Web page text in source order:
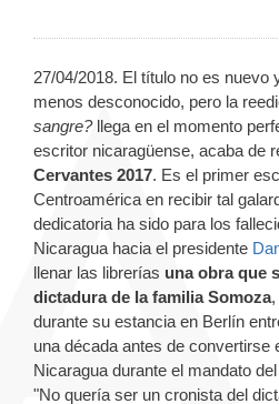
27/04/2018. El título no es nuevo
menos desconocido, pero la
sangre?llega en el momento
escritor nicaragüense, acaba de
Cervantes 2017. Es el primer
Centroamérica en recibir tal
dedicatoria ha sido para los
Nicaragua hacia el presidente
llenar las librerías una obra que
dictadura de la familia Somoza,
durante su estancia en Berlín
una década antes de convertirse
Nicaragua durante el mandato
"No quería ser un cronista del